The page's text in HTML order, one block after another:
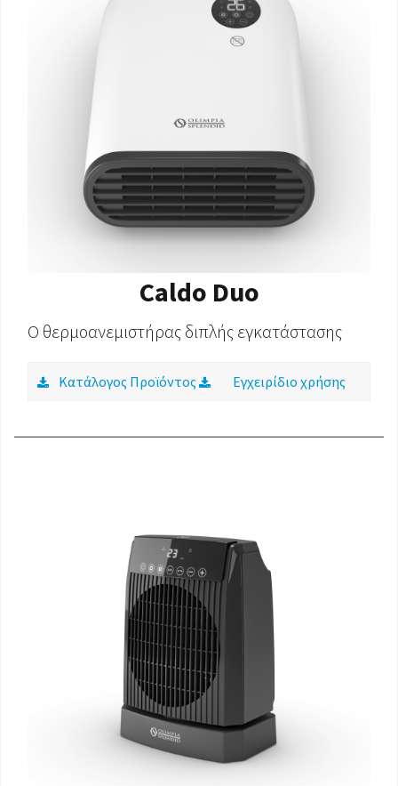
Caldo Duo
Ο θερμοανεμιστήρας διπλής εγκατάστασης
Κατάλογος Προϊόντος Εγχειρίδιο χρήσης